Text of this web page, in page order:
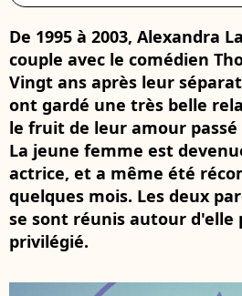
De 1995 à 2003, Alexandra
couple avec le comédien
Vingt ans après leur
ont gardé une très belle
le fruit de leur amour passé
La jeune femme est
actrice, et a même été
quelques mois. Les deux
se sont réunis autour d'elle
privilégié.